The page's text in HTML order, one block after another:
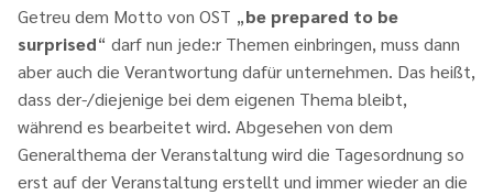
Getreu dem Motto von OST „be prepared to be
surprised“ darf nun jede:r Themen einbringen, muss dann
aber auch die Verantwortung dafür unternehmen. Das heißt,
dass der-/diejenige bei dem eigenen Thema bleibt,
während es bearbeitet wird. Abgesehen von dem
Generalthema der Veranstaltung wird die Tagesordnung so
erst auf der Veranstaltung erstellt und immer wieder an die